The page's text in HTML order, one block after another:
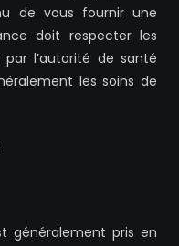
de vous fournir une
doit respecter les
l’autorité de santé
les soins de
généralement pris en